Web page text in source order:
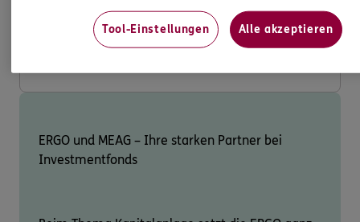
Zinsänderungsrisiken.
Berater kontaktieren
ERGO und MEAG – Ihre starken Partner bei
Investmentfonds
Tool-Einstellungen Alle akzeptieren